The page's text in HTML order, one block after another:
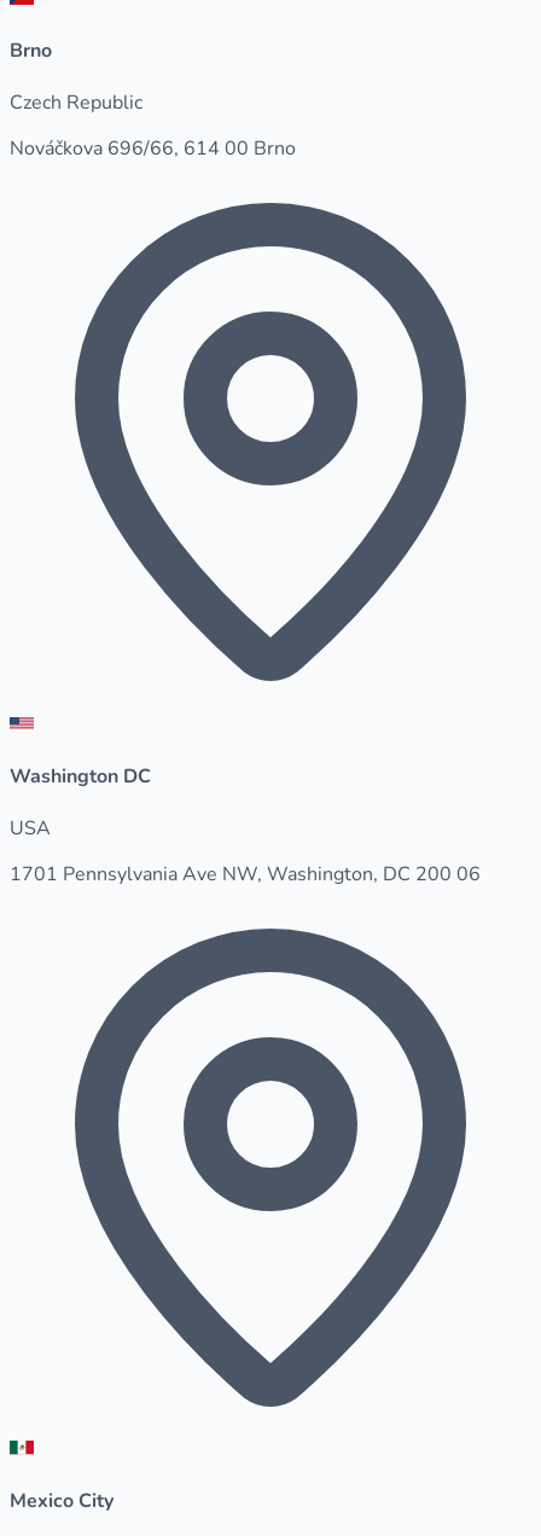
Brno
Czech Republic
Nováčkova 696/66, 614 00 Brno
Washington DC
USA
1701 Pennsylvania Ave NW, Washington, DC 200 06
Mexico City